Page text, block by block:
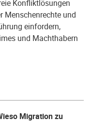
Konfliktlösungen
Menschenrechte und
einfordern,
und Machthabern
Migration zu